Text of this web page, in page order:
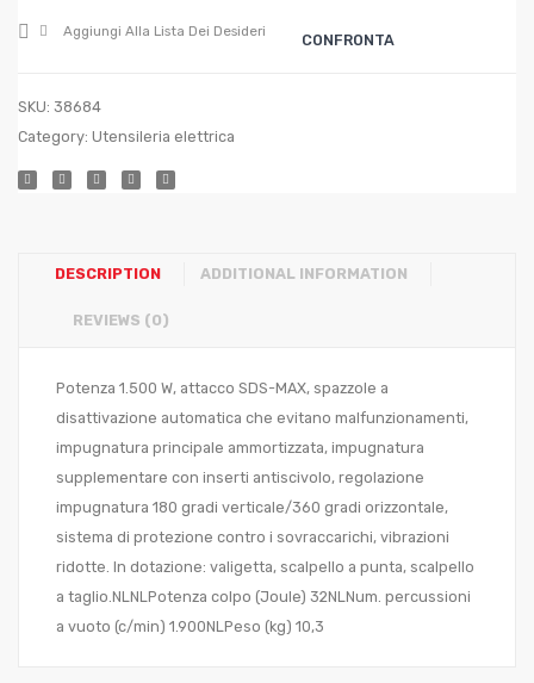
Aggiungi Alla Lista Dei Desideri CONFRONTA
SKU: 38684
Category: Utensileria elettrica
DESCRIPTION ADDITIONAL INFORMATION
REVIEWS (0)
Potenza 1.500 W, attacco SDS-MAX, spazzole a
disattivazione automatica che evitano malfunzionamenti,
impugnatura principale ammortizzata, impugnatura
supplementare con inserti antiscivolo, regolazione
impugnatura 180 gradi verticale/360 gradi orizzontale,
sistema di protezione contro i sovraccarichi, vibrazioni
ridotte. In dotazione: valigetta, scalpello a punta, scalpello
a taglio.NLNLPotenza colpo (Joule) 32NLNum. percussioni
a vuoto (c/min) 1.900NLPeso (kg) 10,3